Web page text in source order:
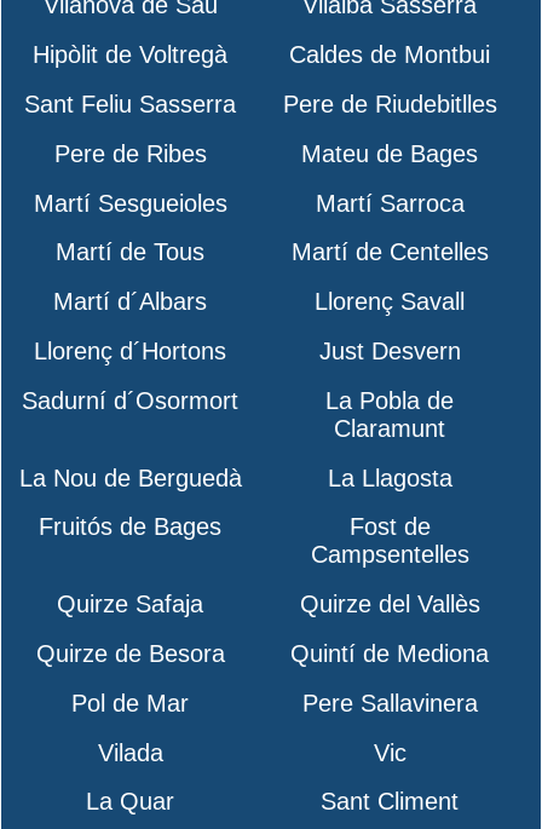
Hipòlit de Voltregà
Caldes de Montbui
Sant Feliu Sasserra
Pere de Riudebitlles
Pere de Ribes
Mateu de Bages
Martí Sesgueioles
Martí Sarroca
Martí de Tous
Martí de Centelles
Martí d´Albars
Llorenç Savall
Llorenç d´Hortons
Just Desvern
Sadurní d´Osormort
La Pobla de
Claramunt
La Nou de Berguedà
La Llagosta
Fruitós de Bages
Fost de
Campsentelles
Quirze Safaja
Quirze del Vallès
Quirze de Besora
Quintí de Mediona
Pol de Mar
Pere Sallavinera
Vilada
Vic
La Quar
Sant Climent